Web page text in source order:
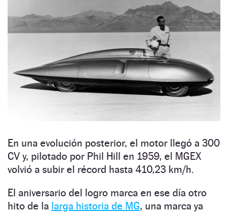
En una evolución posterior, el motor llegó a 300
CV y, pilotado por Phil Hill en 1959, el MGEX
volvió a subir el récord hasta 410,23 km/h.
El aniversario del logro marca en ese día otro
hito de la larga historia de MG, una marca ya